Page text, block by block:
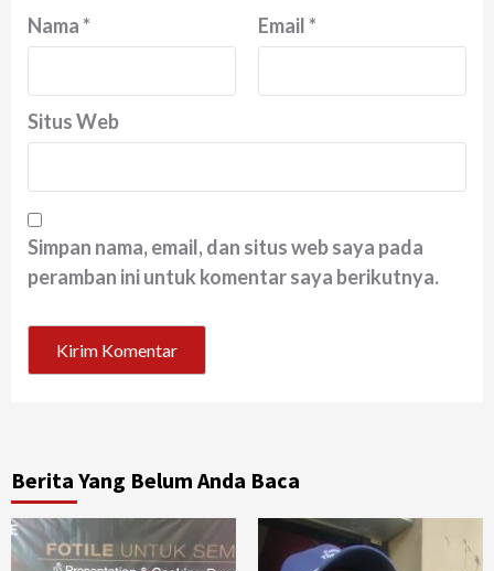
Nama* Email*
Situs Web
Simpan nama, email, dan situs web saya pada
peramban ini untuk komentar saya berikutnya.
Berita Yang Belum Anda Baca